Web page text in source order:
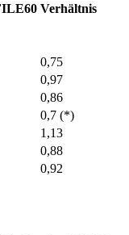
Verhältnis
0,75
0,97
0,86
0,7 (*)
1,13
0,88
0,92